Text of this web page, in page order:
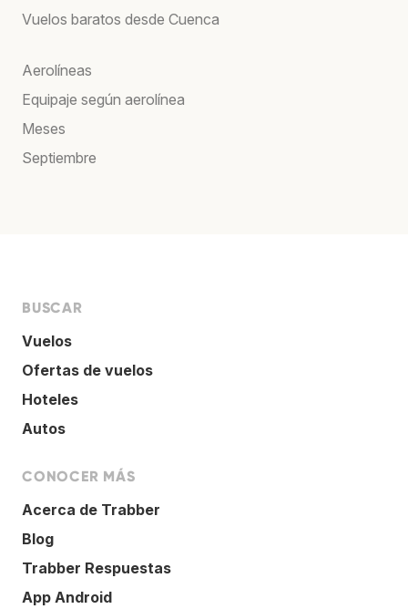
Vuelos baratos desde Cuenca
Aerolíneas
Equipaje según aerolínea
Meses
Septiembre
BUSCAR
Vuelos
Ofertas de vuelos
Hoteles
Autos
CONOCER MÁS
Acerca de Trabber
Blog
Trabber Respuestas
App Android